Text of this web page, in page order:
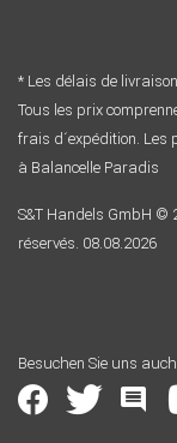
* Les délais de
Tous les prix
frais d´expédition. Les
à Balancelle Paradis
S&T Handels GmbH ©
réservés. 08.08.2026
Besuchen Sie uns